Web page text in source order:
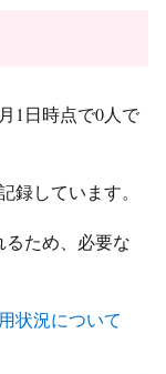
1日時点で0人で
録しています。
ため、必要な
状況について